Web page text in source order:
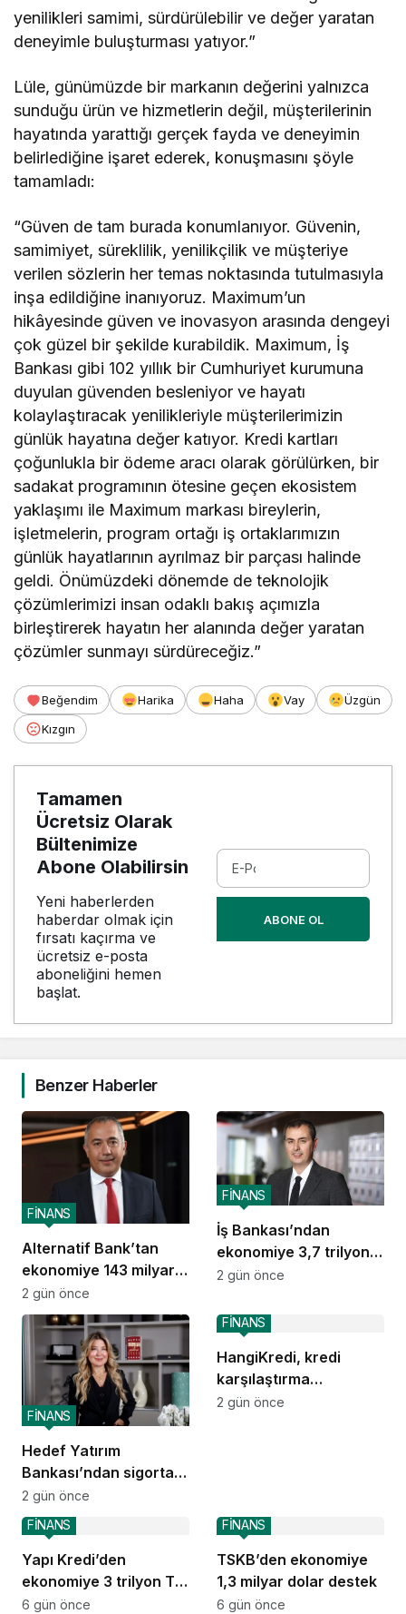
yenilikleri samimi, sürdürülebilir ve değer yaratan
deneyimle buluşturması yatıyor.”
Lüle, günümüzde bir markanın değerini yalnızca
sunduğu ürün ve hizmetlerin değil, müşterilerinin
hayatında yarattığı gerçek fayda ve deneyimin
belirlediğine işaret ederek, konuşmasını şöyle
tamamladı:
“Güven de tam burada konumlanıyor. Güvenin,
samimiyet, süreklilik, yenilikçilik ve müşteriye
verilen sözlerin her temas noktasında tutulmasıyla
inşa edildiğine inanıyoruz. Maximum’un
hikâyesinde güven ve inovasyon arasında dengeyi
çok güzel bir şekilde kurabildik. Maximum, İş
Bankası gibi 102 yıllık bir Cumhuriyet kurumuna
duyulan güvenden besleniyor ve hayatı
kolaylaştıracak yenilikleriyle müşterilerimizin
günlük hayatına değer katıyor. Kredi kartları
çoğunlukla bir ödeme aracı olarak görülürken, bir
sadakat programının ötesine geçen ekosistem
yaklaşımı ile Maximum markası bireylerin,
işletmelerin, program ortağı iş ortaklarımızın
günlük hayatlarının ayrılmaz bir parçası halinde
geldi. Önümüzdeki dönemde de teknolojik
çözümlerimizi insan odaklı bakış açımızla
birleştirerek hayatın her alanında değer yaratan
çözümler sunmayı sürdüreceğiz.”
Beğendim Harika Haha Vay
Üzgün
Kızgın
Tamamen
Ücretsiz Olarak
Bültenimize
Abone Olabilirsin
Yeni haberlerden
haberdar olmak için
fırsatı kaçırma ve
ücretsiz e-posta
aboneliğini hemen
başlat.
ABONE OL
Benzer Haberler
Alternatif Bank’tan
ekonomiye 143 milyar
TL destek
FİNANS
2 gün önce
İş Bankası’ndan
ekonomiye 3,7 trilyon
TL destek
FİNANS
2 gün önce
Hedef Yatırım
Bankası’ndan sigorta
ve emeklilik alanında
stratejik iş birliği
FİNANS
2 gün önce
HangiKredi, kredi
karşılaştırma
deneyimini ChatGPT’ye
FİNANS
2 gün önce
Yapı Kredi’den
ekonomiye 3 trilyon TL
destek
FİNANS
6 gün önce
TSKB’den ekonomiye
1,3 milyar dolar destek
FİNANS
6 gün önce